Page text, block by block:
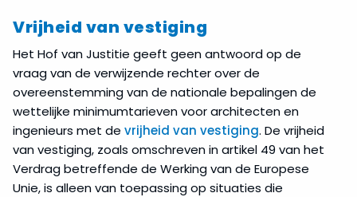
Vrijheid van vestiging
Het Hof van Justitie geeft geen antwoord op de
vraag van de verwijzende rechter over de
overeenstemming van de nationale bepalingen de
wettelijke minimumtarieven voor architecten en
ingenieurs met de vrijheid van vestiging. De vrijheid
van vestiging, zoals omschreven in artikel 49 van het
Verdrag betreffende de Werking van de Europese
Unie, is alleen van toepassing op situaties die